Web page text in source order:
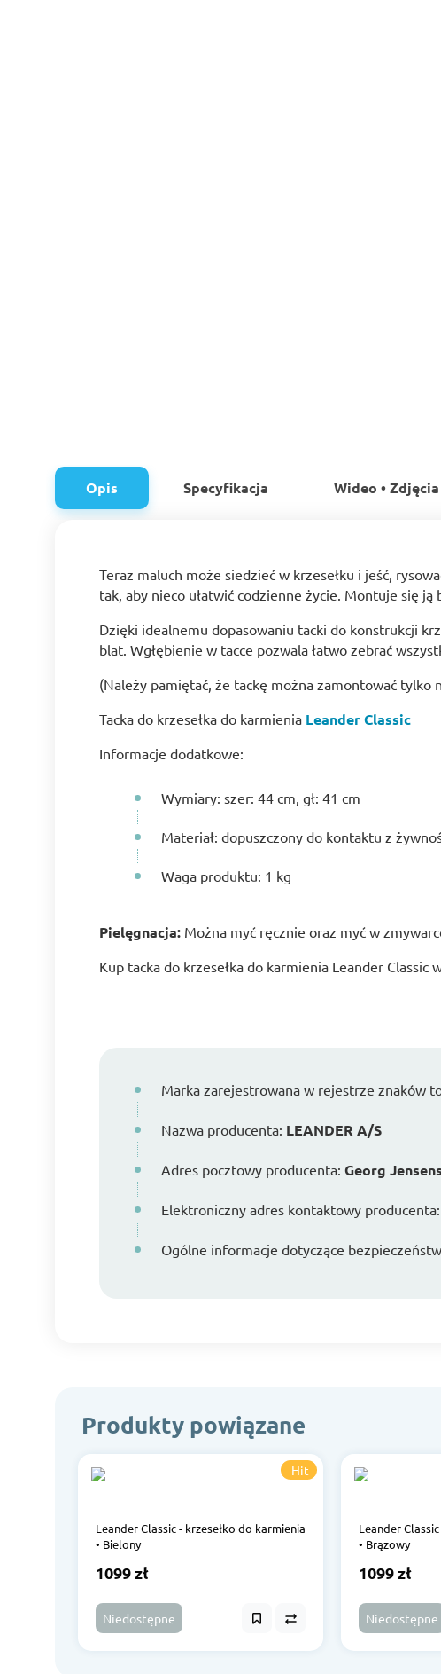
Opis Specyfikacja Wideo •
Teraz maluch może siedzieć w krzesełku i jeść,
tak, aby nieco ułatwić codzienne życie. Montuje się ją
Dzięki idealnemu dopasowaniu tacki do konstrukcji
blat. Wgłębienie w tacce pozwala łatwo zebrać
(Należy pamiętać, że tackę można zamontować tylko
Tacka do krzesełka do karmienia Leander Classic
Informacje dodatkowe:
Wymiary: szer: 44 cm, gł: 41 cm
Materiał: dopuszczony do kontaktu z
Waga produktu: 1 kg
Pielęgnacja: Można myć ręcznie oraz myć w
Kup tacka do krzesełka do karmienia Leander
Marka zarejestrowana w rejestrze znaków
Nazwa producenta: LEANDER A/S
Adres pocztowy producenta: Georg
Elektroniczny adres kontaktowy producenta:
Ogólne informacje dotyczące
Produkty powiązane
Hit
Leander Classic - krzesełko do karmienia
• Bielony
1099 zł
Niedostępne
Leander
• Brązowy
1099 zł
Niedostępne